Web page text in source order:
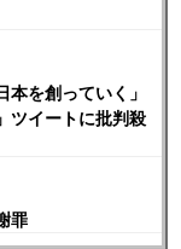
を創っていく」
ツイートに批判殺
罪